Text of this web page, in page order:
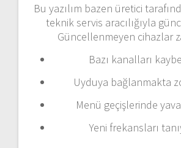
Bu yazılım bazen üretici
teknik servis aracılığıyla
Güncellenmeyen cihazlar
Bazı kanalları
Uyduya bağlanmakta
Menü geçişlerinde
Yeni frekansları